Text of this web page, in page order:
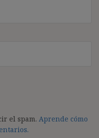
el spam. Aprende cómo